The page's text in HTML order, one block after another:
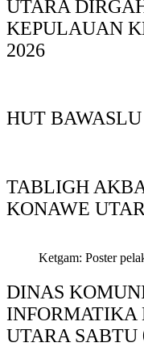
UTARA
KEPULAUAN
2026
HUT BAWASLU
TABLIGH
KONAWE
Ketgam: Poster
DINAS
UTARA SABTU